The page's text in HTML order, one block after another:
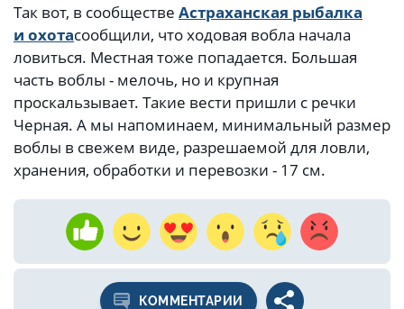
Так вот, в сообществе Астраханская рыбалка
и охотасообщили, что ходовая вобла начала
ловиться. Местная тоже попадается. Большая
часть воблы - мелочь, но и крупная
проскальзывает. Такие вести пришли с речки
Черная. А мы напоминаем, минимальный размер
воблы в свежем виде, разрешаемой для ловли,
хранения, обработки и перевозки - 17 см.
КОММЕНТАРИИ